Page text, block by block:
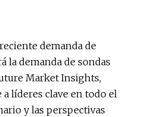
demanda de
la demanda de sondas
Market Insights,
líderes clave en todo el
y las perspectivas